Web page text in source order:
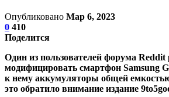
Опубликовано Мар 6, 2023
0 410
Поделится
Один из пользователей форума
модифицировать смартфон Samsung
к нему аккумуляторы общей
это обратило внимание издание